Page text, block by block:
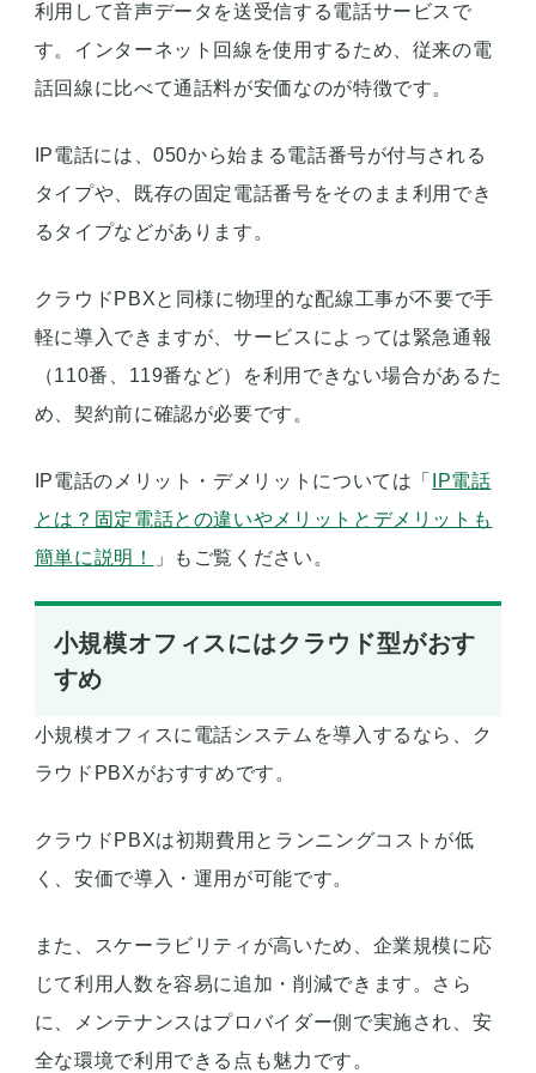
利用して音声データを送受信する電話サービスで
す。インターネット回線を使用するため、従来の電
話回線に比べて通話料が安価なのが特徴です。
IP電話には、050から始まる電話番号が付与される
タイプや、既存の固定電話番号をそのまま利用でき
るタイプなどがあります。
クラウドPBXと同様に物理的な配線工事が不要で手
軽に導入できますが、サービスによっては緊急通報
（110番、119番など）を利用できない場合があるた
め、契約前に確認が必要です。
IP電話のメリット・デメリットについては「
IP電話
とは？固定電話との違いやメリットとデメリットも
簡単に説明！
」もご覧ください。
小規模オフィスにはクラウド型がおす
すめ
小規模オフィスに電話システムを導入するなら、ク
ラウドPBXがおすすめです。
クラウドPBXは初期費用とランニングコストが低
く、安価で導入・運用が可能です。
また、スケーラビリティが高いため、企業規模に応
じて利用人数を容易に追加・削減できます。さら
に、メンテナンスはプロバイダー側で実施され、安
全な環境で利用できる点も魅力です。